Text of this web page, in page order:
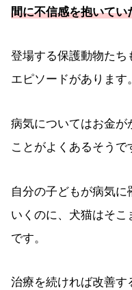
間に不信感を抱いて
登場する保護動物たち
エピソードがあります。
病気についてはお金が
ことがよくあるそうで
自分の子どもが病気
いくのに、犬猫はそこ
です。
治療を続ければ改善